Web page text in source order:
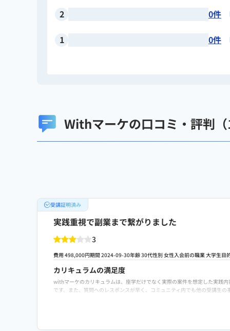
2 0件
1 0件
Withマーケの口コミ・評判（
受講証明済み
実践重視で副業まで繋がりました
3
費用 498,000円期間 2024-09-30年齢 30代性別 女性入会前の職業 大学生目
カリキュラムの満足度
withマーケのカリキュラムは、座学だけでなく実際の案件を想定した実践
です。また、質問へのレスポンスが早く、コミュニティ内でも他の受講生